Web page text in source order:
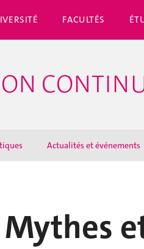
FACULTÉS
Actualités et événements
Mythes